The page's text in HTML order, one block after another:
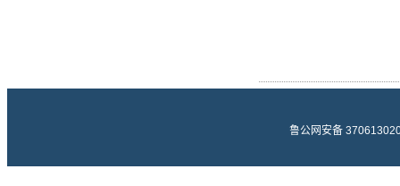
鲁公网安备